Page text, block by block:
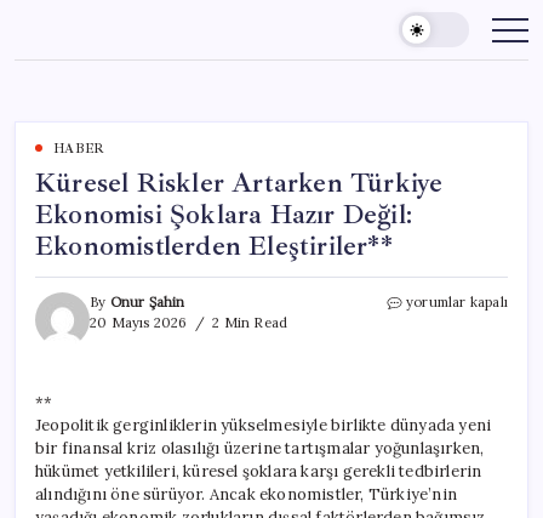
content
HABER
Küresel Riskler Artarken Türkiye
Ekonomisi Şoklara Hazır Değil:
Ekonomistlerden Eleştiriler**
By Onur Şahin
20 Mayıs 2026
2 Min Read
Küresel
Hazır
Değil:
Ekonomistlerden
Eleştiriler**
için
yorumlar kapalı
**
Jeopolitik gerginliklerin yükselmesiyle birlikte dünyada yeni
bir finansal kriz olasılığı üzerine tartışmalar yoğunlaşırken,
hükümet yetkilileri, küresel şoklara karşı gerekli tedbirlerin
alındığını öne sürüyor. Ancak ekonomistler, Türkiye’nin